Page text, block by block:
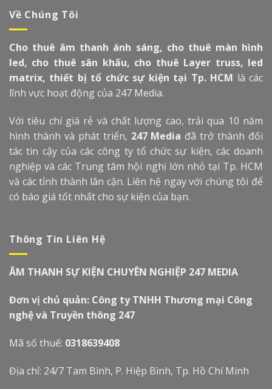
Về Chúng Tôi
Cho thuê âm thanh ánh sáng, cho thuê màn hình
led, cho thuê sân khấu, cho thuê Layer truss, led
matrix, thiết bị tổ chức sự kiện tại Tp. HCM là các
lĩnh vực hoạt động của 247 Media.
Với tiêu chí giá rẻ và chất lượng cao, trải qua 10 năm
hình thành và phát triển, 247 Media đã trở thành đối
tác tin cậy của các công ty tổ chức sự kiện, các doanh
nghiệp và các Trung tâm hội nghị lớn nhỏ tại Tp. HCM
và các tỉnh thành lân cận. Liên hệ ngay với chúng tôi để
có báo giá tốt nhất cho sự kiện của bạn.
Thông Tin Liên Hệ
ÂM THANH SỰ KIỆN CHUYÊN NGHIỆP 247 MEDIA
Đơn vị chủ quản: Công ty TNHH Thương mại Công
nghệ và Truyền thông 247
Mã số thuế: 0318639408
Địa chỉ: 24/7 Tam Bình, P. Hiệp Bình, Tp. Hồ Chí Minh